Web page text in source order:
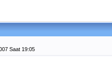
Saat 19:05